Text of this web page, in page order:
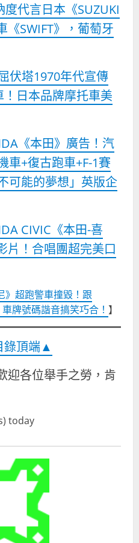
度代言日本《SUZUKI
《SWIFT》，葡萄牙
伏塔1970年代宣傳
！日本品牌摩托車美
《本田》廣告！汽
車+復古跑車+F-1賽
可能的夢想」英版企
CIVIC《本田-喜
片！合唱團超完美口
》超跑警車撞毀！跟
車牌號碼諧音搞笑巧合！ 】
錄頂端▲
迎各位舉手之勞，肯
today